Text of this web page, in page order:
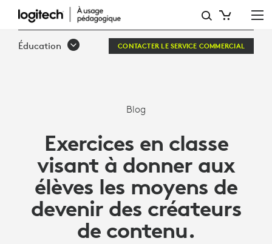
EXERCICES
EN
DONNER
ÉLÈVES
MOYENS
Éducation CONTACTER LE SERVICE COMMERCIAL
Blog
Exercices en classe
visant à donner aux
élèves les moyens de
devenir des créateurs
de contenu.